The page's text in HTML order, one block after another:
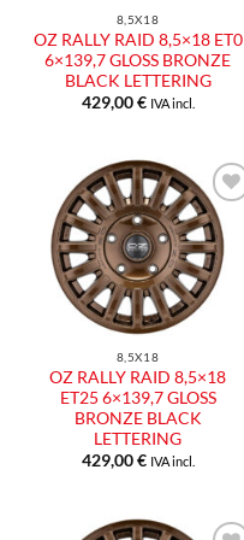
8,5X18
OZ RALLY RAID 8,5×18 ET0
6×139,7 GLOSS BRONZE
BLACK LETTERING
429,00€ IVA incl.
Aggiungi
alla lista
dei
desideri
8,5X18
OZ RALLY RAID 8,5×18
ET25 6×139,7 GLOSS
BRONZE BLACK
LETTERING
429,00€ IVA incl.